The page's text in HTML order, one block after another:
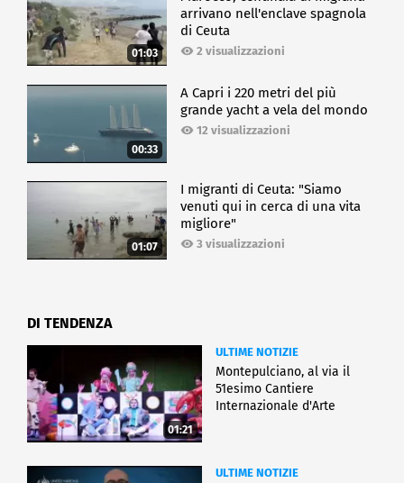
01:03
arrivano nell'enclave spagnola
di Ceuta
2 visualizzazioni
00:33
A Capri i 220 metri del più
grande yacht a vela del mondo
12 visualizzazioni
01:07
I migranti di Ceuta: "Siamo
venuti qui in cerca di una vita
migliore"
3 visualizzazioni
DI TENDENZA
01:21
ULTIME NOTIZIE
Montepulciano, al via il
51esimo Cantiere
Internazionale d'Arte
ULTIME NOTIZIE